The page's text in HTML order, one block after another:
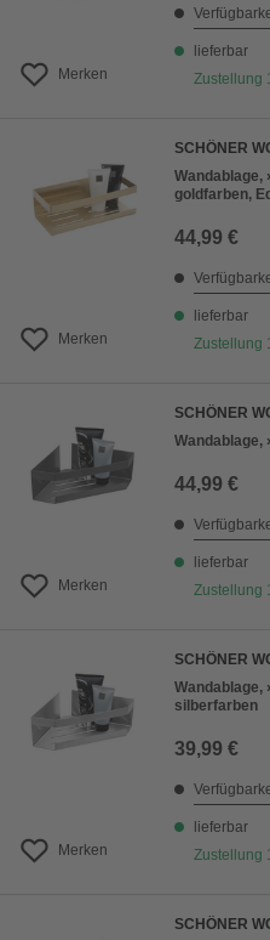
Merken
lieferbar
Zustellung
Merken
SCHÖNER
Wandablage,
goldfarben,
44,99 €
lieferbar
Zustellung
Merken
SCHÖNER
Wandablage,
44,99 €
lieferbar
Zustellung
Merken
SCHÖNER
Wandablage,
silberfarben
39,99 €
lieferbar
Zustellung
SCHÖNER